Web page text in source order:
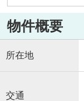
物件概要
所在地
交通